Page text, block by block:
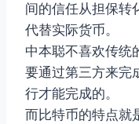
间的信任从担保转
代替实际货币。
中本聪不喜欢传统
要通过第三方来完
行才能完成的。
而比特币的特点就